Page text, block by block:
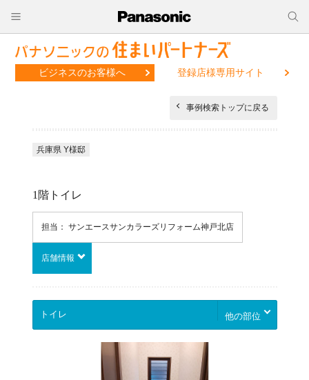
ビジネスのお客様へ 登録店様専用サイト
事例検索トップに戻る
兵庫県 Y様邸
1階トイレ
担当： サンエースサンカラーズリフォーム神戸北店
店舗情報
他の部位